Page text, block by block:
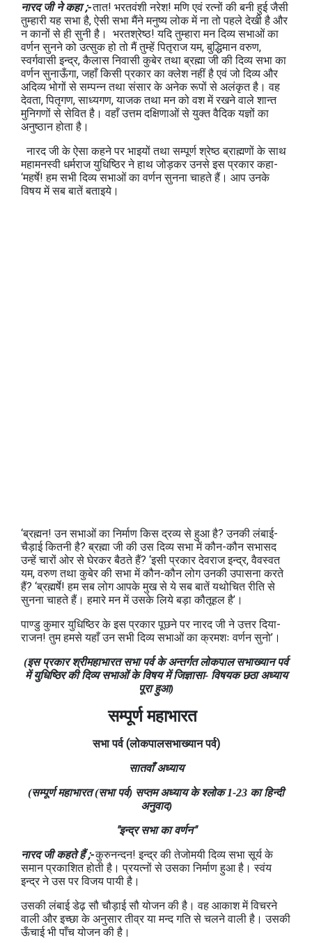
नारद जी ने कहा ;-तात! भरतवंशी नरेश! मणि एवं रत्नों की बनी हुई जैसी
तुम्हारी यह सभा है, ऐसी सभा मैंने मनुष्‍य लोक में ना तो पहले देखी है और
न कानों से ही सुनी है। भरतश्रेष्ठ! यदि तुम्हारा मन दिव्य सभाओं का
वर्णन सुनने को उत्सुक हो तो मैं तुम्हें पितृराज यम, बुद्धिमान वरुण,
स्वर्गवासी इन्द्र, कैलास निवासी कुबेर तथा ब्रह्मा जी की दिव्य सभा का
वर्णन सुनाऊँगा, जहाँ किसी प्रकार का क्लेश नहीं है एवं जो दिव्य और
अदिव्य भोगों से सम्पन्न तथा संसार के अनेक रूपों से अलंकृत है। वह
देवता, पितृगण, साध्यगण, याजक तथा मन को वश में रखने वाले शान्त
मुनिगणों से सेवित है। वहाँ उत्तम दक्षिणाओं से युक्त वैदिक यज्ञों का
अनुष्ठान होता है।
नारद जी के ऐसा कहने पर भाइयों तथा सम्पूर्ण श्रेष्ठ ब्राह्मणों के साथ
महामनस्वी धर्मराज युधिष्ठिर ने हाथ जोड़कर उनसे इस प्रकार कहा-
‘महर्षे! हम सभी दिव्य सभाओं का वर्णन सुनना चाहते हैं। आप उनके
विषय में सब बातें बताइये।
‘ब्रह्मन! उन सभाओं का निर्माण किस द्रव्य से हुआ है? उनकी लंबाई-
चैड़ाई कितनी है? ब्रह्मा जी की उस दिव्य सभा में कौन-कौन सभासद
उन्हें चारों ओर से घेरकर बैठते हैं? ‘इसी प्रकार देवराज इन्द्र, वैवस्वत
यम, वरुण तथा कुबेर की सभा में कौन-कौन लोग उनकी उपासना करते
हैं? ‘ब्रह्मर्षे! हम सब लोग आपके मुख से ये सब बातें यथोचित रीति से
सुनना चाहते हैं। हमारे मन में उसके लिये बड़ा कौतूहल है’।
पाण्डु कुमार युधिष्ठिर के इस प्रकार पूछने पर नारद जी ने उत्तर दिया-
राजन! तुम हमसे यहाँ उन सभी दिव्य सभाओं का क्रमशः वर्णन सुनो’।
(इस प्रकार श्रीमहाभारत सभा पर्व के अन्तर्गत लोकपाल सभाख्यान पर्व
में युधिष्ठिर की दिव्य सभाओं के विषय में जिज्ञासा- विषयक छठा अध्याय
पूरा हुआ)
सम्पूर्ण महाभारत
सभापर्व(लोकपालसभाख्यानपर्व)
सातवाँ अध्याय
(सम्पूर्ण महाभारत (सभा पर्व) सप्तम अध्याय के श्लोक 1-23 का हिन्दी
अनुवाद)
"इन्द्र सभा का वर्णन"
नारद जी कहते हैं ;-कुरुनन्दन! इन्द्र की तेजोमयी दिव्य सभा सूर्य के
समान प्रकाशित होती है। प्रयत्नों से उसका निर्माण हुआ है। स्वंय
इन्द्र ने उस पर विजय पायी है।
उसकी लंबाई डेढ़ सौ चौड़ाई सौ योजन की है। वह आकाश में विचरने
वाली और इच्छा के अनुसार तीव्र या मन्द गति से चलने वाली है। उसकी
ऊँचाई भी पाँच योजन की है।